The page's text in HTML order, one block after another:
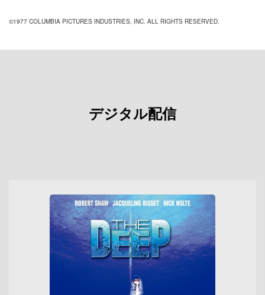
©1977 COLUMBIA PICTURES INDUSTRIES, INC. ALL RIGHTS RESERVED.
デジタル配信